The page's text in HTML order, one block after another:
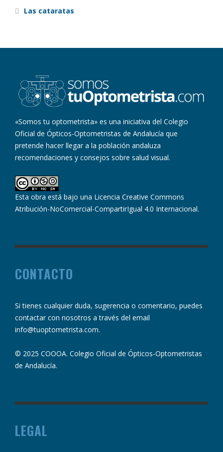
Las cataratas
«Somos tu optometrista» es una iniciativa del Colegio
Oficial de Ópticos-Optometristas de Andalucía que
pretende hacer llegar a la población andaluza
recomendaciones y consejos sobre salud visual.
Esta obra está bajo una Licencia Creative Commons
Atribución-NoComercial-CompartirIgual 4.0 Internacional.
CONTACTO
Si tienes cualquier duda, sugerencia o comentario, puedes
contactar con nosotros a través del email
info@tuoptometrista.com.
© 2025 COOOA. Colegio Oficial de Ópticos-Optometristas
de Andalucía.
LEGAL